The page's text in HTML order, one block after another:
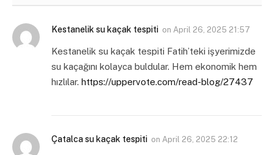
Kestanelik su kaçak tespiti on April 26, 2025 21:57
Kestanelik su kaçak tespiti Fatih’teki işyerimizde
su kaçağını kolayca buldular. Hem ekonomik hem
hızlılar. https://uppervote.com/read-blog/27437
Çatalca su kaçak tespiti on April 26, 2025 22:12